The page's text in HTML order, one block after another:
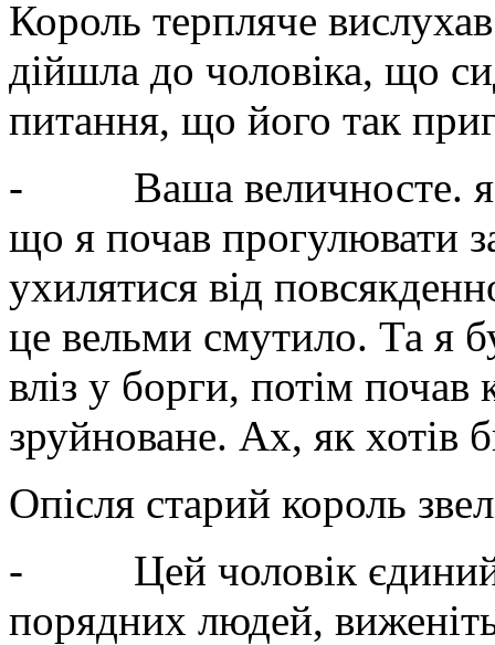
Король терпляче
дійшла до чоловіка, що
питання, що його так
- Ваша величносте. я
що я почав прогулювати
ухилятися від
це вельми смутило. Та я
вліз у борги, потім
зруйноване. Ах, як хотів
Опісля старий король
- Цей чоловік єдиний
порядних людей,